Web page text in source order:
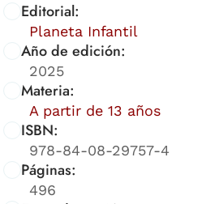
Editorial:
Planeta Infantil
Año de edición:
2025
Materia:
A partir de 13 años
ISBN:
978-84-08-29757-4
Páginas:
496